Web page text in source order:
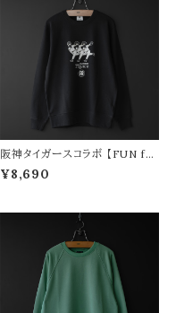
阪神タイガースコラボ 【FUN for
modem design × HANSHIN
Tigers】 pitching OJI light s
¥8,690